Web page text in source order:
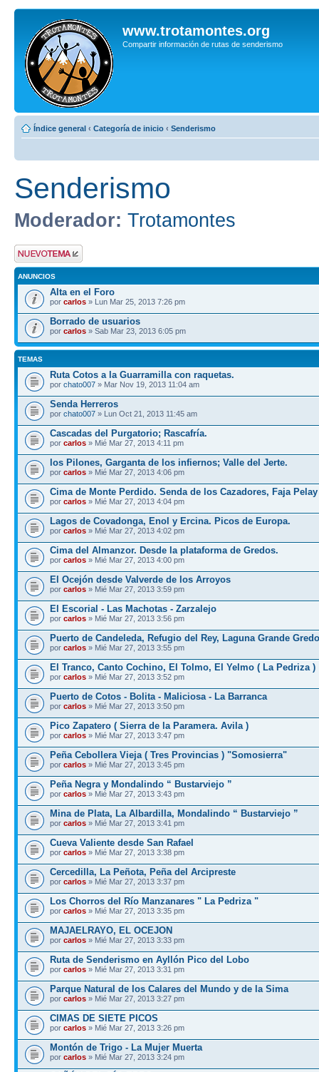
www.trotamontes.org
Compartir información de rutas de senderismo
Índice general ‹ Categoría de inicio ‹ Senderismo
Senderismo
Moderador: Trotamontes
Publicar un nuevo
tema
ANUNCIOS
Alta en el Foro
por carlos » Lun Mar 25, 2013 7:26 pm
Borrado de usuarios
por carlos » Sab Mar 23, 2013 6:05 pm
TEMAS
Ruta Cotos a la Guarramilla con raquetas.
por chato007 » Mar Nov 19, 2013 11:04 am
Senda Herreros
por chato007 » Lun Oct 21, 2013 11:45 am
Cascadas del Purgatorio; Rascafría.
por carlos » Mié Mar 27, 2013 4:11 pm
los Pilones, Garganta de los infiernos; Valle del Jerte.
por carlos » Mié Mar 27, 2013 4:06 pm
Cima de Monte Perdido. Senda de los Cazadores, Faja Pelay
por carlos » Mié Mar 27, 2013 4:04 pm
Lagos de Covadonga, Enol y Ercina. Picos de Europa.
por carlos » Mié Mar 27, 2013 4:02 pm
Cima del Almanzor. Desde la plataforma de Gredos.
por carlos » Mié Mar 27, 2013 4:00 pm
El Ocejón desde Valverde de los Arroyos
por carlos » Mié Mar 27, 2013 3:59 pm
El Escorial - Las Machotas - Zarzalejo
por carlos » Mié Mar 27, 2013 3:56 pm
Puerto de Candeleda, Refugio del Rey, Laguna Grande
por carlos » Mié Mar 27, 2013 3:55 pm
El Tranco, Canto Cochino, El Tolmo, El Yelmo ( La Pedriza )
por carlos » Mié Mar 27, 2013 3:52 pm
Puerto de Cotos - Bolita - Maliciosa - La Barranca
por carlos » Mié Mar 27, 2013 3:50 pm
Pico Zapatero ( Sierra de la Paramera. Avila )
por carlos » Mié Mar 27, 2013 3:47 pm
Peña Cebollera Vieja ( Tres Provincias ) "Somosierra"
por carlos » Mié Mar 27, 2013 3:45 pm
Peña Negra y Mondalindo “ Bustarviejo ”
por carlos » Mié Mar 27, 2013 3:43 pm
Mina de Plata, La Albardilla, Mondalindo “ Bustarviejo ”
por carlos » Mié Mar 27, 2013 3:41 pm
Cueva Valiente desde San Rafael
por carlos » Mié Mar 27, 2013 3:38 pm
Cercedilla, La Peñota, Peña del Arcipreste
por carlos » Mié Mar 27, 2013 3:37 pm
Los Chorros del Río Manzanares " La Pedriza "
por carlos » Mié Mar 27, 2013 3:35 pm
MAJAELRAYO, EL OCEJON
por carlos » Mié Mar 27, 2013 3:33 pm
Ruta de Senderismo en Ayllón Pico del Lobo
por carlos » Mié Mar 27, 2013 3:31 pm
Parque Natural de los Calares del Mundo y de la Sima
por carlos » Mié Mar 27, 2013 3:27 pm
CIMAS DE SIETE PICOS
por carlos » Mié Mar 27, 2013 3:26 pm
Montón de Trigo - La Mujer Muerta
por carlos » Mié Mar 27, 2013 3:24 pm